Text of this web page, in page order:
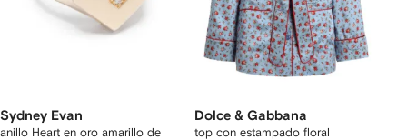
Sydney Evan
anillo Heart en oro amarillo de
Dolce & Gabbana
top con estampado floral